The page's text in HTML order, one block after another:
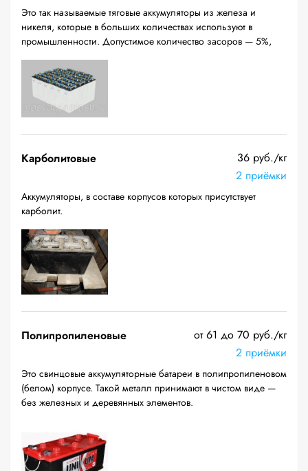
Это так называемые тяговые аккумуляторы из железа и
никеля, которые в больших количествах используют в
промышленности. Допустимое количество засоров — 5%,
Карболитовые
36 руб./кг
2 приёмки
Аккумуляторы, в составе корпусов которых присутствует
карболит.
Полипропиленовые
от 61 до 70 руб./кг
2 приёмки
Это свинцовые аккумуляторные батареи в полипропиленовом
(белом) корпусе. Такой металл принимают в чистом виде —
без железных и деревянных элементов.